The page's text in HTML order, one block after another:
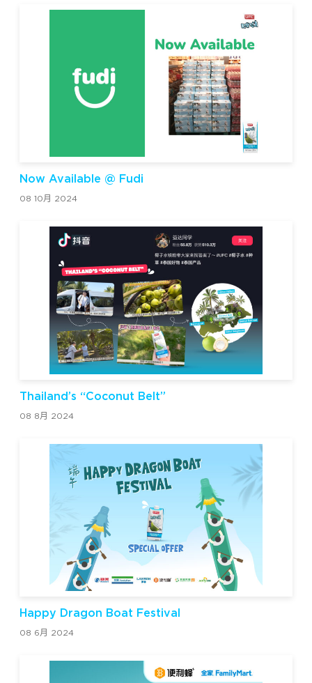
Now Available @ Fudi
08 10月 2024
Thailand’s “Coconut Belt”
08 8月 2024
Happy Dragon Boat Festival
08 6月 2024